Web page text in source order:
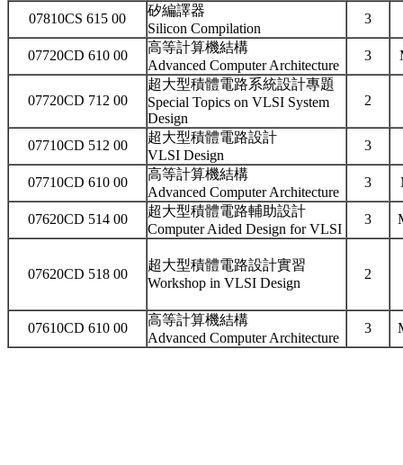
07810CS 615 00
矽編譯器
Silicon Compilation
3
07720CD 610 00
高等計算機結構
Advanced Computer Architecture
3
07720CD 712 00
超大型積體電路系統設計專題
Special Topics on VLSI System
Design
2
07710CD 512 00
超大型積體電路設計
VLSI Design
3
07710CD 610 00
高等計算機結構
Advanced Computer Architecture
3
07620CD 514 00
超大型積體電路輔助設計
Computer Aided Design for VLSI
3
07620CD 518 00
超大型積體電路設計實習
Workshop in VLSI Design
2
07610CD 610 00
高等計算機結構
Advanced Computer Architecture
3